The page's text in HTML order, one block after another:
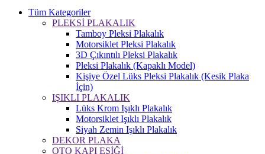
Tüm Kategoriler
PLEKSİ PLAKALIK
Tamboy Pleksi Plakalık
Motorsiklet Pleksi Plakalık
3D Çıkıntılı Pleksi Plakalık
Pleksi Plakalık (Kapaklı Model)
Kişiye Özel Lüks Pleksi Plakalık (Kesik Plaka
İçin)
IŞIKLI PLAKALIK
Lüks Krom Işıklı Plakalık
Motorsiklet Işıklı Plakalık
Siyah Zemin Işıklı Plakalık
DEKOR PLAKA
OTO KAPI EŞİĞİ